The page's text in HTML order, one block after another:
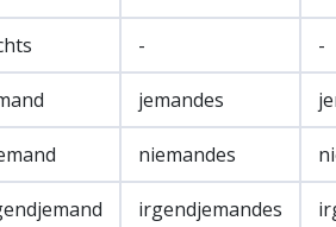
- -
jemandes
niemandes
irgendjemandes